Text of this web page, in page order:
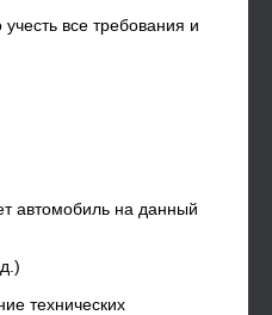
все требования и
автомобиль на данный
технических